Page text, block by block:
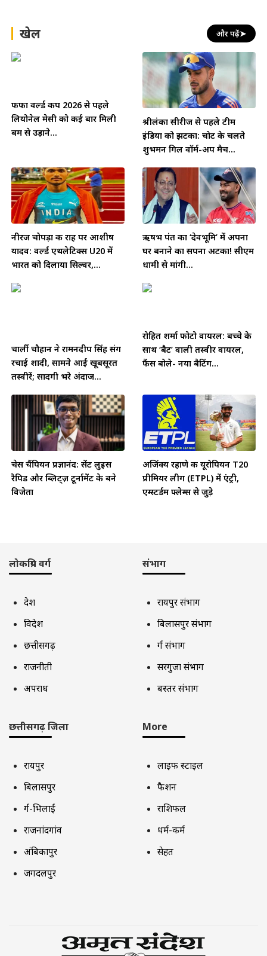
खेल और पढ़ें➤
फीफा वर्ल्ड कप 2026 से पहले
लियोनेल मेसी को कई बार मिली
बम से उड़ाने...
श्रीलंका सीरीज से पहले टीम
इंडिया को झटका: चोट के चलते
शुभमन गिल वॉर्म-अप मैच...
नीरज चोपड़ा की राह पर आशीष
यादव: वर्ल्ड एथलेटिक्स U20 में
भारत को दिलाया सिल्वर,...
ऋषभ पंत का ‘देवभूमि’ में अपना
घर बनाने का सपना अटका! सीएम
धामी से मांगी...
चार्ली चौहान ने रामनदीप सिंह संग
रचाई शादी, सामने आईं खूबसूरत
तस्वीरें; सादगी भरे अंदाज...
रोहित शर्मा फोटो वायरल: बच्चे के
साथ ‘बैट’ वाली तस्वीर वायरल,
फैंस बोले- नया बैटिंग...
चेस चैंपियन प्रज्ञानंद: सेंट लुइस
रैपिड और ब्लिट्ज़ टूर्नामेंट के बने
विजेता
अजिंक्य रहाणे की यूरोपियन T20
प्रीमियर लीग (ETPL) में एंट्री,
एम्स्टर्डम फ्लेम्स से जुड़े
लोकप्रिय वर्ग
देश
विदेश
छत्तीसगढ़
राजनीती
अपराध
संभाग
रायपुर संभाग
बिलासपुर संभाग
दुर्ग संभाग
सरगुजा संभाग
बस्तर संभाग
छत्तीसगढ़ जिला
रायपुर
बिलासपुर
दुर्ग-भिलाई
राजनांदगांव
अंबिकापुर
जगदलपुर
More
लाइफ स्टाइल
फैशन
राशिफल
धर्म-कर्म
सेहत